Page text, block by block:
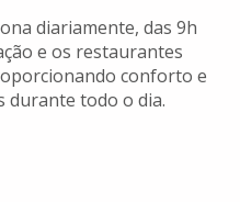
diariamente, das 9h
e os restaurantes
conforto e
durante todo o dia.